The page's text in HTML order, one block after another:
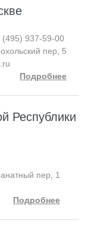
937-59-00
пер, 5
Подробнее
Республики
пер, 1
Подробнее